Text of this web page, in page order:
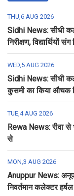
THU,6 AUG 2026
Sidhi News: सीधी
निरीक्षण, विद्यार्थियों
WED,5 AUG 2026
Sidhi News: सीधी
कुसमी का किया औचक
TUE,4 AUG 2026
Rewa News: रीवा
से
MON,3 AUG 2026
Anuppur News:
निवर्तमान कलेक्टर